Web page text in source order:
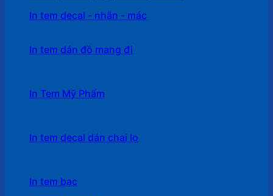
In tem decal - nhãn - mác
In tem dán đồ mang đi
In Tem Mỹ Phẩm
In tem decal dán chai lọ
In tem bạc